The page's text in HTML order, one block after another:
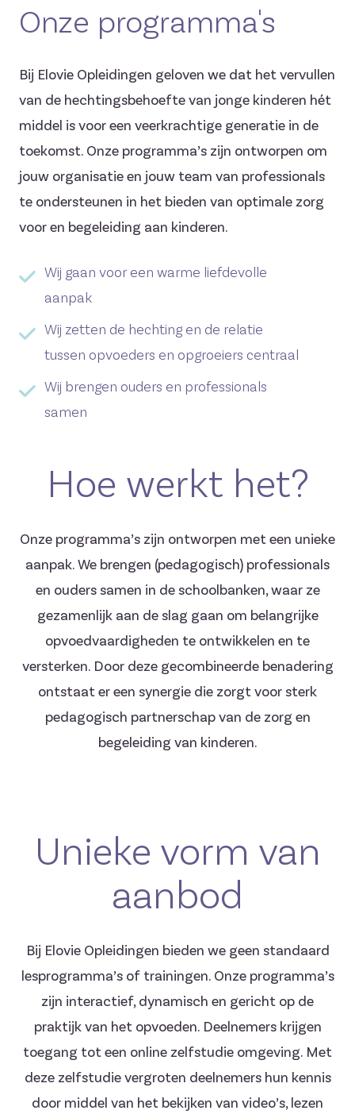
Onze programma's
Bij Elovie Opleidingen geloven we dat het vervullen
van de hechtingsbehoefte van jonge kinderen hét
middel is voor een veerkrachtige generatie in de
toekomst. Onze programma’s zijn ontworpen om
jouw organisatie en jouw team van professionals
te ondersteunen in het bieden van optimale zorg
voor en begeleiding aan kinderen.
Wij gaan voor een warme liefdevolle
aanpak
Wij zetten de hechting en de relatie
tussen opvoeders en opgroeiers centraal
Wij brengen ouders en professionals
samen
Hoe werkt het?
Onze programma’s zijn ontworpen met een unieke
aanpak. We brengen (pedagogisch) professionals
en ouders samen in de schoolbanken, waar ze
gezamenlijk aan de slag gaan om belangrijke
opvoedvaardigheden te ontwikkelen en te
versterken. Door deze gecombineerde benadering
ontstaat er een synergie die zorgt voor sterk
pedagogisch partnerschap van de zorg en
begeleiding van kinderen.
Unieke vorm van
aanbod
Bij Elovie Opleidingen bieden we geen standaard
lesprogramma’s of trainingen. Onze programma’s
zijn interactief, dynamisch en gericht op de
praktijk van het opvoeden. Deelnemers krijgen
toegang tot een online zelfstudie omgeving. Met
deze zelfstudie vergroten deelnemers hun kennis
door middel van het bekijken van video’s, lezen